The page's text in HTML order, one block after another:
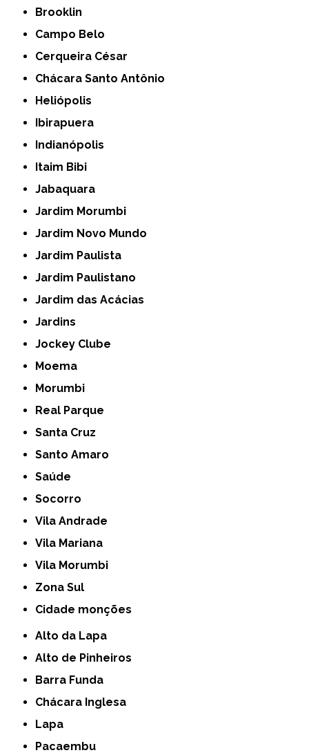
Brooklin
Campo Belo
Cerqueira César
Chácara Santo Antônio
Heliópolis
Ibirapuera
Indianópolis
Itaim Bibi
Jabaquara
Jardim Morumbi
Jardim Novo Mundo
Jardim Paulista
Jardim Paulistano
Jardim das Acácias
Jardins
Jockey Clube
Moema
Morumbi
Real Parque
Santa Cruz
Santo Amaro
Saúde
Socorro
Vila Andrade
Vila Mariana
Vila Morumbi
Zona Sul
cidade monções
Alto da Lapa
Alto de Pinheiros
Barra Funda
Chácara Inglesa
Lapa
Pacaembu